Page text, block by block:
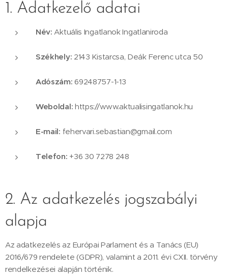
1. Adatkezelő adatai
Név: Aktuális Ingatlanok Ingatlaniroda
Székhely: 2143 Kistarcsa, Deák Ferenc utca 50
Adószám: 69248757-1-13
Weboldal: https://www.aktualisingatlanok.hu
E-mail: fehervari.sebastian@gmail.com
Telefon: +36 30 7278 248
2. Az adatkezelés jogszabályi
alapja
Az adatkezelés az Európai Parlament és a Tanács (EU)
2016/679 rendelete (GDPR), valamint a 2011. évi CXII. törvény
rendelkezései alapján történik.